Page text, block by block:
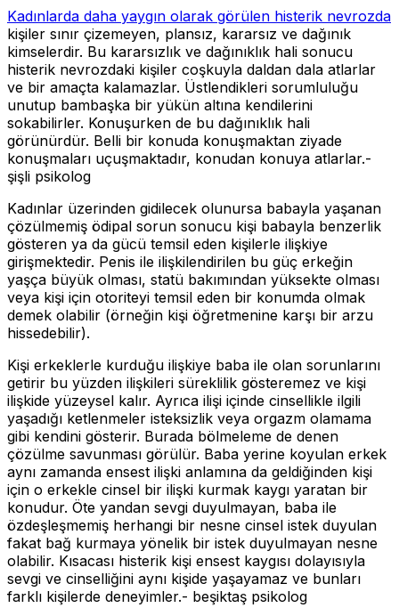
Kadınlarda daha yaygın olarak görülen histerik nevrozda
kişiler sınır çizemeyen, plansız, kararsız ve dağınık
kimselerdir. Bu kararsızlık ve dağınıklık hali sonucu
histerik nevrozdaki kişiler coşkuyla daldan dala atlarlar
ve bir amaçta kalamazlar. Üstlendikleri sorumluluğu
unutup bambaşka bir yükün altına kendilerini
sokabilirler. Konuşurken de bu dağınıklık hali
görünürdür. Belli bir konuda konuşmaktan ziyade
konuşmaları uçuşmaktadır, konudan konuya atlarlar.-
şişli psikolog
Kadınlar üzerinden gidilecek olunursa babayla yaşanan
çözülmemiş ödipal sorun sonucu kişi babayla benzerlik
gösteren ya da gücü temsil eden kişilerle ilişkiye
girişmektedir. Penis ile ilişkilendirilen bu güç erkeğin
yaşça büyük olması, statü bakımından yüksekte olması
veya kişi için otoriteyi temsil eden bir konumda olmak
demek olabilir (örneğin kişi öğretmenine karşı bir arzu
hissedebilir).
Kişi erkeklerle kurduğu ilişkiye baba ile olan sorunlarını
getirir bu yüzden ilişkileri süreklilik gösteremez ve kişi
ilişkide yüzeysel kalır. Ayrıca ilişi içinde cinsellikle ilgili
yaşadığı ketlenmeler isteksizlik veya orgazm olamama
gibi kendini gösterir. Burada bölmeleme de denen
çözülme savunması görülür. Baba yerine koyulan erkek
aynı zamanda ensest ilişki anlamına da geldiğinden kişi
için o erkekle cinsel bir ilişki kurmak kaygı yaratan bir
konudur. Öte yandan sevgi duyulmayan, baba ile
özdeşleşmemiş herhangi bir nesne cinsel istek duyulan
fakat bağ kurmaya yönelik bir istek duyulmayan nesne
olabilir. Kısacası histerik kişi ensest kaygısı dolayısıyla
sevgi ve cinselliğini aynı kişide yaşayamaz ve bunları
farklı kişilerde deneyimler.- beşiktaş psikolog